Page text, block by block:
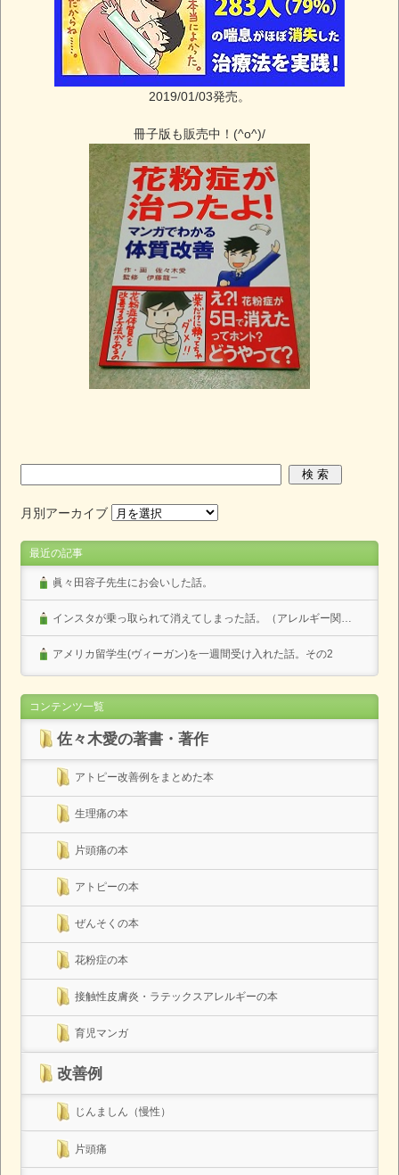
2019/01/03発売。
冊子版も販売中！(^o^)/
月別アーカイブ
最近の記事
眞々田容子先生にお会いした話。
アメリカ留学生(ヴィーガン)を一週間受け入れた話。その2
コンテンツ一覧
佐々木愛の著書・著作
アトピー改善例をまとめた本
生理痛の本
片頭痛の本
アトピーの本
ぜんそくの本
花粉症の本
接触性皮膚炎・ラテックスアレルギーの本
育児マンガ
改善例
じんましん（慢性）
片頭痛